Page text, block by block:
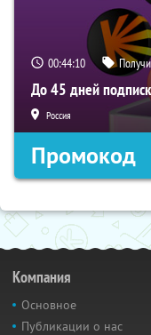
00:44:09
До 45 дней
Россия
Промокод
Компания
Основное
Публикации о нас